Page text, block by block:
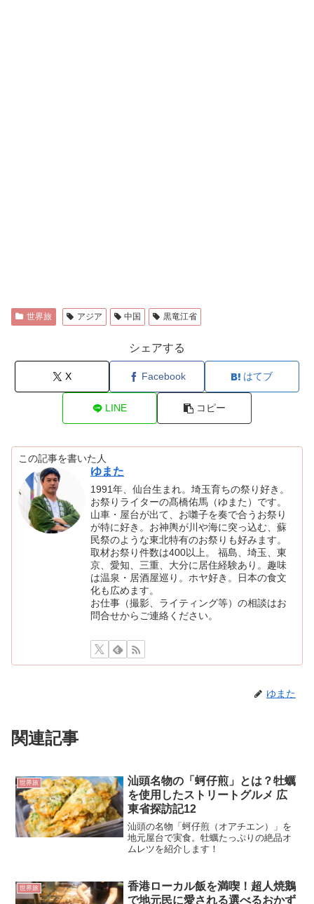
世界旅 アジア 中国 黒竜江省
シェアする
X Facebook はてブ
LINE コピー
この記事を書いた人
ゆまた
1991年、仙台生まれ。埼玉育ちの祭り好き。
お祭りライターの髙橋佑馬（ゆまた）です。
山車・屋台が出て、お囃子を奏で合うお祭り
が特に好き。お神輿が川や海に突っ込む、蘇
民祭のような東北特有のお祭りも好みます。
取材お祭り件数は400以上。 福島、埼玉、東
京、愛知、三重、大分に居住経験あり。趣味
は温泉・居酒屋巡り。ホヤ好き。日本の食文
化も広めます。
お仕事（撮影、ライティング等）の相談はお
問合せからご連絡ください。
ゆまた
関連記事
世界旅
汕頭名物の「蚵仔煎」とは？牡蠣
を使用したストリートグルメ 広
東省探訪記12
汕頭の名物「蚵仔煎（オアチエン）」を
地元屋台で実食。牡蠣たっぷりの絶品オ
ムレツを紹介します！
世界旅
香港ローカル飯を満喫！超人焼鵝
で地元民に愛される選べるおかず